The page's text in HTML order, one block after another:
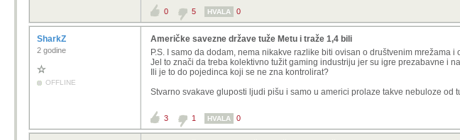
0 5 HVALA 0
SharkZ
2 godine
OFFLINE
Američke savezne države tuže Metu i traže 1,4 bili
P.S. I samo da dodam, nema nikakve razlike biti ovisan o društvenim mrežama i
Jel to znači da treba kolektivno tužit gaming industriju jer su igre prezabavne i
Ili je to do pojedinca koji se ne zna kontrolirat?
Stvarno svakave gluposti ljudi pišu i samo u americi prolaze takve nebuloze od
3 1 HVALA 0